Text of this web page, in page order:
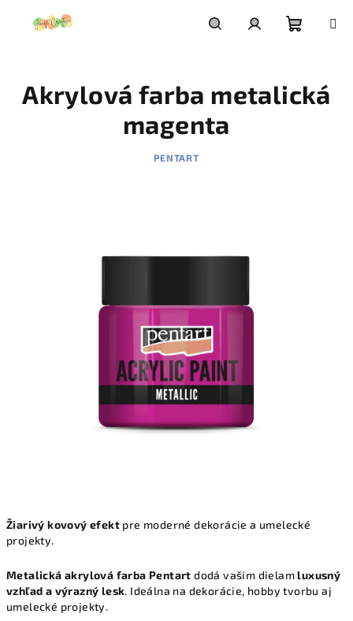
košík
Žiarivý kovový efekt pre moderné dekorácie a umelecké
projekty.
Metalická akrylová farba Pentart dodá vašim dielamluxusný
vzhľad a výrazný lesk. Ideálna na dekorácie, hobby tvorbu aj
umelecké projekty.
Akrylová farba metalická
magenta
PENTART